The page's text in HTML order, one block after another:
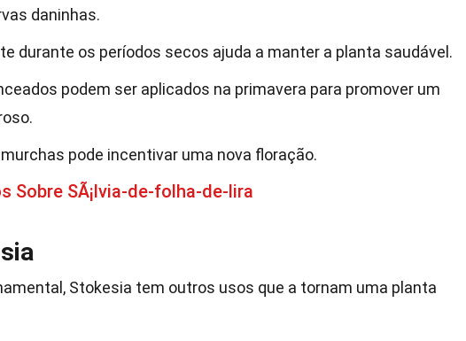
daninhas.
durante os períodos secos ajuda a manter a planta saudável.
podem ser aplicados na primavera para promover um
pode incentivar uma nova floração.
Sobre SÃ¡lvia-de-folha-de-lira
Stokesia tem outros usos que a tornam uma planta